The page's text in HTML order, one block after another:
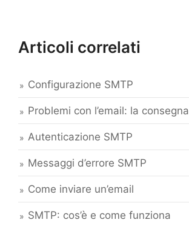
Articoli correlati
Configurazione SMTP
Problemi con l’email: la consegna
Autenticazione SMTP
Messaggi d’errore SMTP
Come inviare un’email
SMTP: cos’è e come funziona